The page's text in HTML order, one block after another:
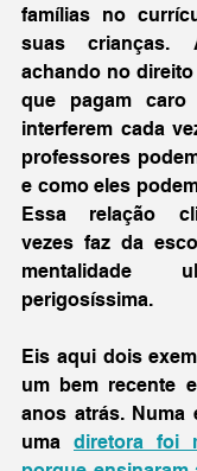
famílias no
suas crianças.
achando no
que pagam
interferem cada
professores
e como eles
Essa relação
vezes faz da
mentalidade
perigosíssima.
Eis aqui dois
um bem recente
anos atrás. Numa
uma diretora foi